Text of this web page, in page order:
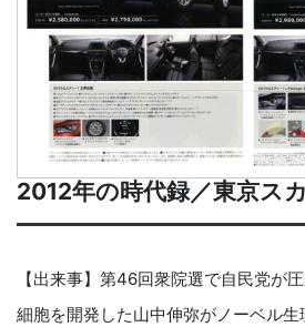
2012年の時代録／東京ス
【出来事】第46回衆院選で自民党が
細胞を開発した山中伸弥がノーベル